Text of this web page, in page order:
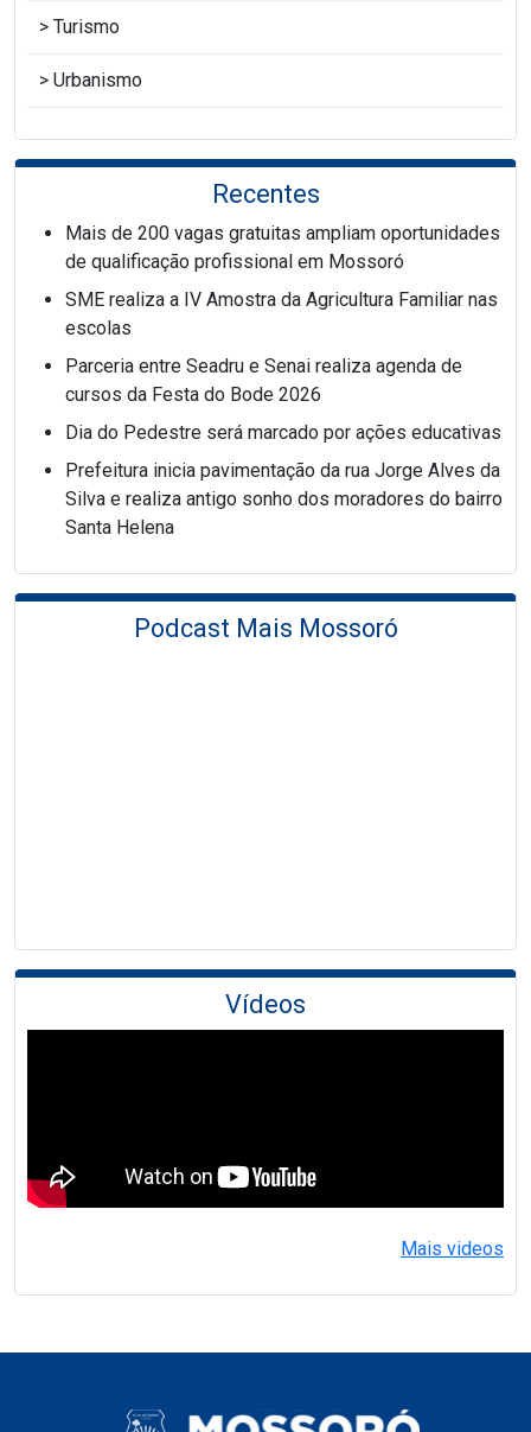
Turismo
Urbanismo
Recentes
Mais de 200 vagas gratuitas ampliam oportunidades
de qualificação profissional em Mossoró
SME realiza a IV Amostra da Agricultura Familiar nas
escolas
Parceria entre Seadru e Senai realiza agenda de
cursos da Festa do Bode 2026
Dia do Pedestre será marcado por ações educativas
Prefeitura inicia pavimentação da rua Jorge Alves da
Silva e realiza antigo sonho dos moradores do bairro
Santa Helena
Podcast Mais Mossoró
Vídeos
Mais videos